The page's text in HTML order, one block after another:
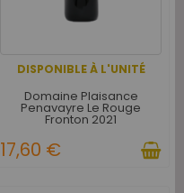
DISPONIBLE À L'UNITÉ
Domaine Plaisance
Penavayre Le Rouge
Fronton 2021
17,60 €